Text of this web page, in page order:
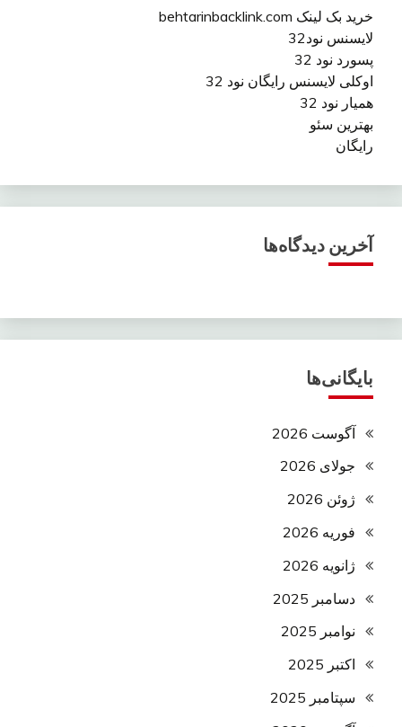
خرید بک لینک behtarinbacklink.com
لایسنس نود32
پسورد نود 32
اوکلی لایسنس رایگان نود 32
همیار نود 32
بهترین سئو
رایگان
آخرین دیدگاه‌ها
بایگانی‌ها
آگوست 2026
جولای 2026
ژوئن 2026
فوریه 2026
ژانویه 2026
دسامبر 2025
نوامبر 2025
اکتبر 2025
سپتامبر 2025